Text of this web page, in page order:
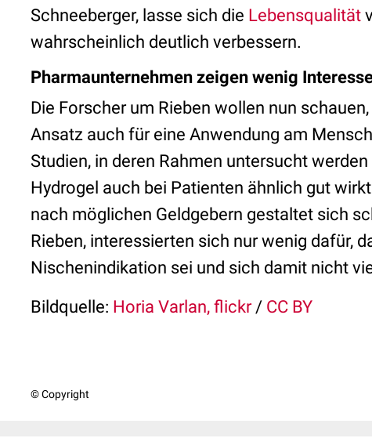
Schneeberger, lasse sich die Lebensqualität
wahrscheinlich deutlich verbessern.
Pharmaunternehmen zeigen wenig
Die Forscher um Rieben wollen nun
Ansatz auch für eine Anwendung am
Studien, in deren Rahmen untersucht
Hydrogel auch bei Patienten ähnlich gut
nach möglichen Geldgebern gestaltet sich
Rieben, interessierten sich nur wenig dafür,
Nischenindikation sei und sich damit nicht
Bildquelle: Horia Varlan, flickr/ CC BY
© Copyright